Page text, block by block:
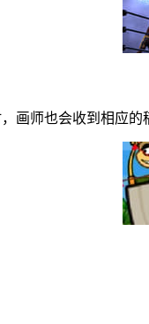
师也会收到相应的